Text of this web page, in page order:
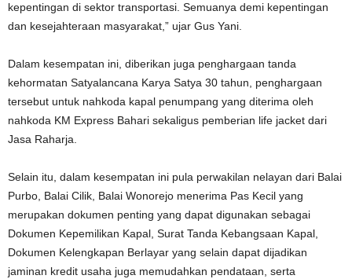
kepentingan di sektor transportasi. Semuanya demi kepentingan
dan kesejahteraan masyarakat,” ujar Gus Yani.
Dalam kesempatan ini, diberikan juga penghargaan tanda
kehormatan Satyalancana Karya Satya 30 tahun, penghargaan
tersebut untuk nahkoda kapal penumpang yang diterima oleh
nahkoda KM Express Bahari sekaligus pemberian life jacket dari
Jasa Raharja.
Selain itu, dalam kesempatan ini pula perwakilan nelayan dari Balai
Purbo, Balai Cilik, Balai Wonorejo menerima Pas Kecil yang
merupakan dokumen penting yang dapat digunakan sebagai
Dokumen Kepemilikan Kapal, Surat Tanda Kebangsaan Kapal,
Dokumen Kelengkapan Berlayar yang selain dapat dijadikan
jaminan kredit usaha juga memudahkan pendataan, serta